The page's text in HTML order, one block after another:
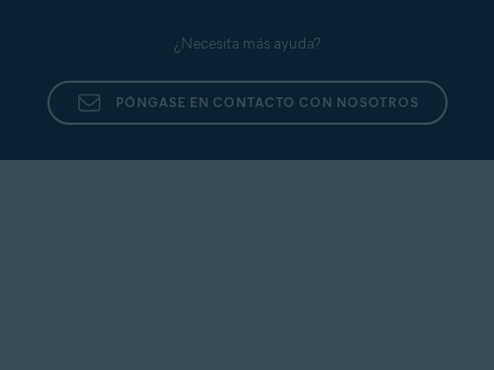
¿Necesita más ayuda?
PÓNGASE EN CONTACTO CON NOSOTROS